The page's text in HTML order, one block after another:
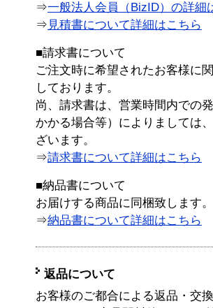
⇒一般法人会員（BizID）の詳細
⇒ 見積書について詳細はこちら
■請求書について
ご注文時に希望されたお客様に
しております。
尚、請求書は、営業時間内での
かかる場合等）によりましては
ざいます。
⇒請求書について詳細はこちら
■納品書について
お届けする商品に同梱致します。
⇒納品書について詳細はこちら
返品について
お客様のご都合による返品・交